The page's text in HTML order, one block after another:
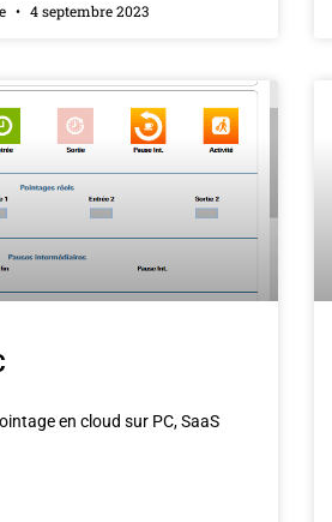
4 septembre 2023
en cloud sur PC, SaaS